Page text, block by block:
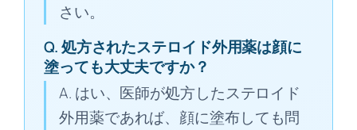
さい。
Q. 処方されたステロイド外用薬は顔に
塗っても大丈夫ですか？
A. はい、医師が処方したステロイド
外用薬であれば、顔に塗布しても問